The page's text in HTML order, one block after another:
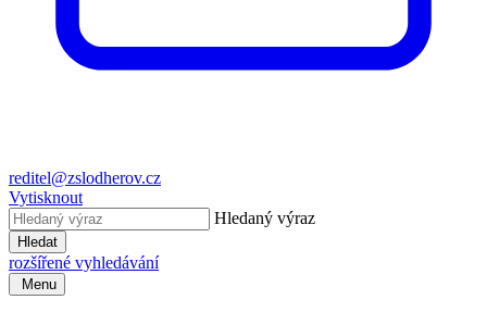
reditel@zslodherov.cz
Vytisknout
Hledaný výraz
Hledat
rozšířené vyhledávání
Menu